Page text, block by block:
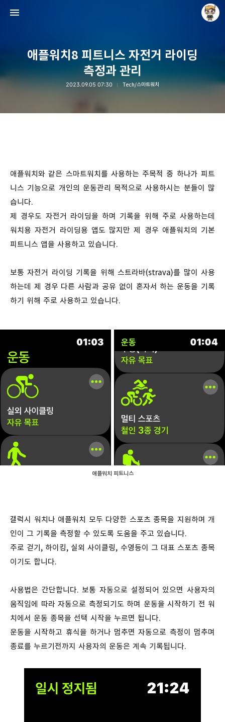
애플워치8 피트니스 자전거 라이딩
측정과 관리
2023.09.05 07:30 Tech/스마트워치
애플워치와 같은 스마트워치를 사용하는 주목적 중 하나가 피트
니스 기능으로 개인의 운동관리 목적으로 사용하시는 분들이 많
습니다.
제 경우도 자전거 라이딩을 하며 기록을 위해 주로 사용하는데
워치용 자전거 라이딩용 앱도 많지만 제 경우 애플워치의 기본
피트니스 앱을 사용하고 있습니다.
보통 자전거 라이딩 기록을 위해 스트라바(strava)를 많이 사용
하는데 제 경우 다른 사람과 공유 없이 혼자서 하는 운동을 기록
하기 위해 주로 사용하고 있습니다.
애플워치 피트니스
갤럭시 워치나 애플워치 모두 다양한 스포츠 종목을 지원하며 개
인이 그 기록을 측정할 수 있도록 도움을 주고 있습니다.
주로 걷기, 하이킹, 실외 사이클링, 수영등이 그 대표 스포츠 종목
이기도 합니다.
사용법은 간단합니다. 보통 자동으로 설정되어 있으면 사용자의
움직임에 따라 자동으로 측정되기도 하며 운동을 시작하기 전 워
치에서 운동 종목을 선택 시작을 누르면 됩니다.
운동을 시작하고 휴식을 하거나 멈추면 자동으로 측정이 멈추며
종료를 누르기전까지 사용자의 운동은 계속 기록됩니다.
Raycat : Photo and Story